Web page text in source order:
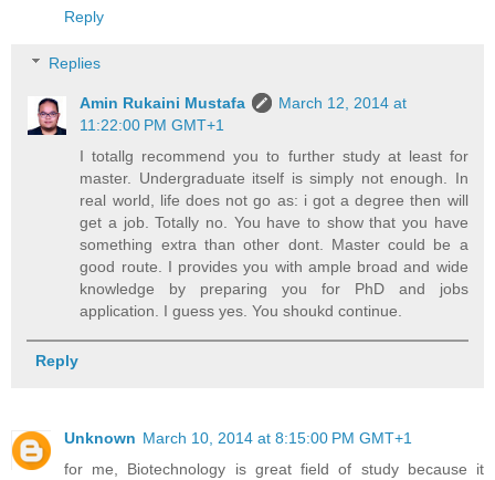
Reply
Replies
Amin Rukaini Mustafa
March 12, 2014 at
11:22:00 PM GMT+1
I totallg recommend you to further study at least for
master. Undergraduate itself is simply not enough. In
real world, life does not go as: i got a degree then will
get a job. Totally no. You have to show that you have
something extra than other dont. Master could be a
good route. I provides you with ample broad and wide
knowledge by preparing you for PhD and jobs
application. I guess yes. You shoukd continue.
Reply
Unknown March 10, 2014 at 8:15:00 PM GMT+1
for me, Biotechnology is great field of study because it